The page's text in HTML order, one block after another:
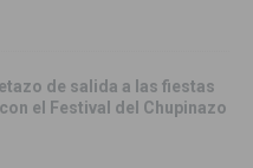
de salida a las fiestas
el Festival del Chupinazo